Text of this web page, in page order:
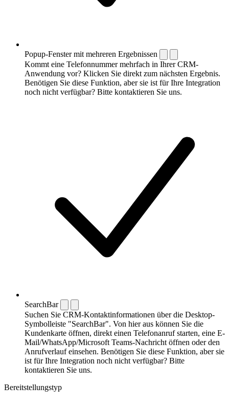
Popup-Fenster mit mehreren Ergebnissen
Kommt eine Telefonnummer mehrfach in Ihrer CRM-
Anwendung vor? Klicken Sie direkt zum nächsten Ergebnis.
Benötigen Sie diese Funktion, aber sie ist für Ihre Integration
noch nicht verfügbar? Bitte kontaktieren Sie uns.
SearchBar
Suchen Sie CRM-Kontaktinformationen über die Desktop-
Symbolleiste "SearchBar". Von hier aus können Sie die
Kundenkarte öffnen, direkt einen Telefonanruf starten, eine E-
Mail/WhatsApp/Microsoft Teams-Nachricht öffnen oder den
Anrufverlauf einsehen. Benötigen Sie diese Funktion, aber sie
ist für Ihre Integration noch nicht verfügbar? Bitte
kontaktieren Sie uns.
Bereitstellungstyp